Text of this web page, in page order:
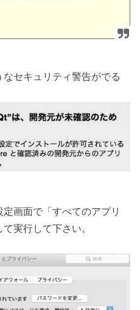
セキュリティ警告がでる
画面で「すべてのアプリ
実行して下さい。